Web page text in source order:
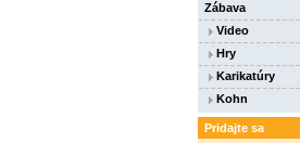
Zábava
Video
Hry
Karikatúry
Kohn
Pridajte sa